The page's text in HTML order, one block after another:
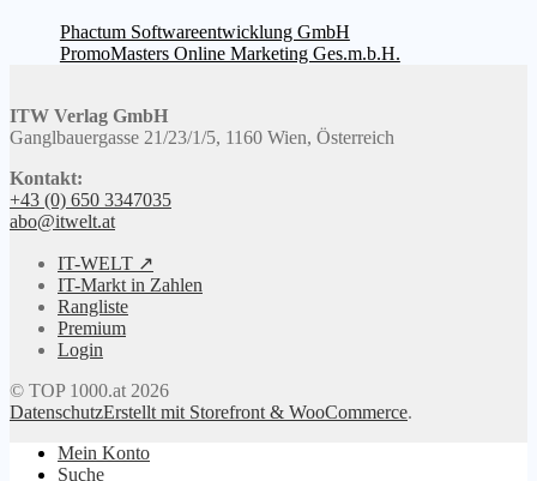
Beitragsnavigation
Vorheriger
Beitrag:
Phactum Softwareentwicklung GmbH
Nächster
PromoMasters Online Marketing Ges.m.b.H.
ITW Verlag GmbH
Ganglbauergasse 21/23/1/5, 1160 Wien, Österreich
Kontakt:
+43 (0) 650 3347035
abo@itwelt.at
IT-WELT ↗
IT-Markt in Zahlen
Rangliste
Premium
Login
© TOP 1000.at 2026
DatenschutzErstellt mit Storefront & WooCommerce.
Mein Konto
Suche